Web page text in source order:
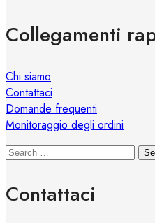
Collegamenti
Chi siamo
Contattaci
Domande frequenti
Monitoraggio degli ordini
Contattaci